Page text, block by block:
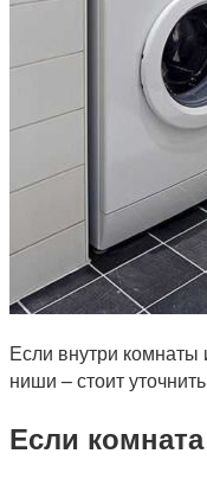
Если внутри
ниши – стоит
Если